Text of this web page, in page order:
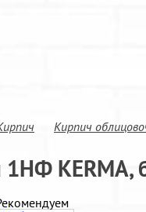
Кирпич
KERMA,